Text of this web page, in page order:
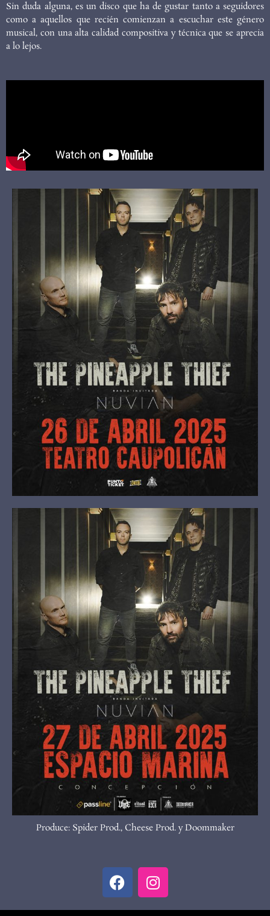
Sin duda alguna, es un disco que ha de gustar tanto a seguidores
como a aquellos que recién comienzan a escuchar este género
musical, con una alta calidad compositiva y técnica que se aprecia
a lo lejos.
Produce: Spider Prod., Cheese Prod. y Doommaker
F
a
I
n